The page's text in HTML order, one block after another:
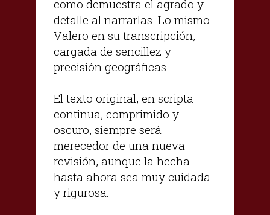
como demuestra el agrado y
detalle al narrarlas. Lo mismo
Valero en su transcripción,
cargada de sencillez y
precisión geográficas.
El texto original, en scripta
continua, comprimido y
oscuro, siempre será
merecedor de una nueva
revisión, aunque la hecha
hasta ahora sea muy cuidada
y rigurosa.